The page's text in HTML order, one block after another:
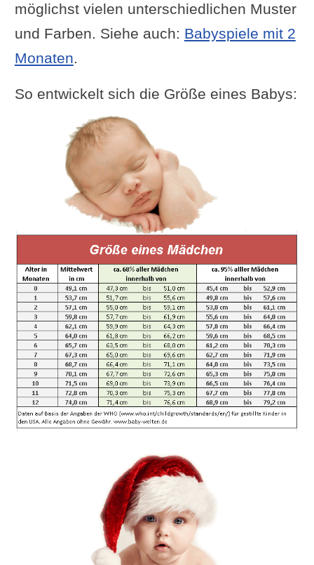
möglichst vielen unterschiedlichen Muster
und Farben. Siehe auch: Babyspiele mit 2
Monaten.
So entwickelt sich die Größe eines Babys: